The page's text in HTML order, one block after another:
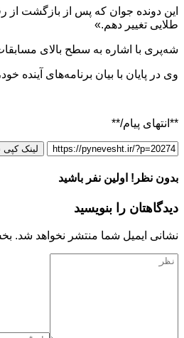
این دونده جوان که پس از بازگشت از
طلایی تغییر دهم.»
شه‌پری با اشاره به سطح بالای
وی در پایان با بیان برنامه‌های آینده
**انتهای پیام/**
لینک
بدون نظر! اولین نفر باشید
دیدگاهتان را بنویسید
نشانی ایمیل شما منتشر نخواهد شد.